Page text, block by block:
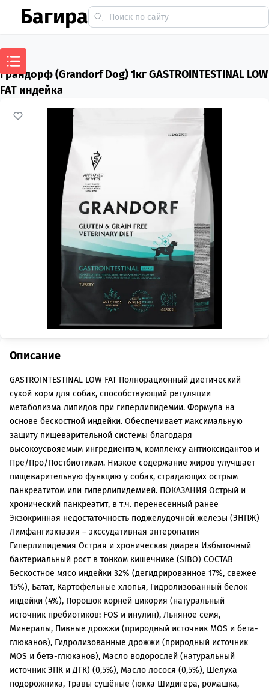
Багира
Грандорф (Grandorf Dog) 1кг GASTROINTESTINAL LOW
FAT индейка
Описание
GASTROINTESTINAL LOW FAT Полнорационный диетический
сухой корм для собак, способствующий регуляции
метаболизма липидов при гиперлипидемии. Формула на
основе бескостной индейки. Обеспечивает максимальную
защиту пищеварительной системы благодаря
высокоусвояемым ингредиентам, комплексу антиоксидантов и
Пре/Про/Постбиотикам. Низкое содержание жиров улучшает
пищеварительную функцию у собак, страдающих острым
панкреатитом или гиперлипидемией. ПОКАЗАНИЯ Острый и
хронический панкреатит, в т.ч. перенесенный ранее
Экзокринная недостаточность поджелудочной железы (ЭНПЖ)
Лимфангиэктазия – экссудативная энтеропатия
Гиперлипидемия Острая и хроническая диарея Избыточный
бактериальный рост в тонком кишечнике (SIBO) СОСТАВ
Бескостное мясо индейки 32% (дегидрированное 17%, свежее
15%), Батат, Картофельные хлопья, Гидролизованный белок
индейки (4%), Порошок корней цикория (натуральный
источник пребиотиков: FOS и инулин), Льняное семя,
Минералы, Пивные дрожжи (природный источник MOS и бета-
глюканов), Гидролизованные дрожжи (природный источник
MOS и бета-глюканов), Масло водорослей (натуральный
источник ЭПК и ДГК) (0,5%), Масло лосося (0,5%), Шелуха
подорожника, Травы сушёные (юкка Шидигера, ромашка,